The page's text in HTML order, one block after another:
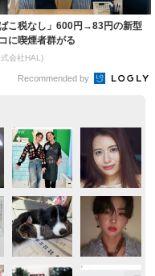
ばこ税なし」600円→83円の新型
に喫煙者群がる
式会社HAL)
Recommended by